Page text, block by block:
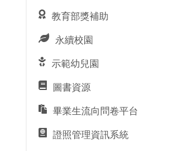
教育部獎補助
永續校園
示範幼兒園
圖書資源
畢業生流向問卷平台
證照管理資訊系統